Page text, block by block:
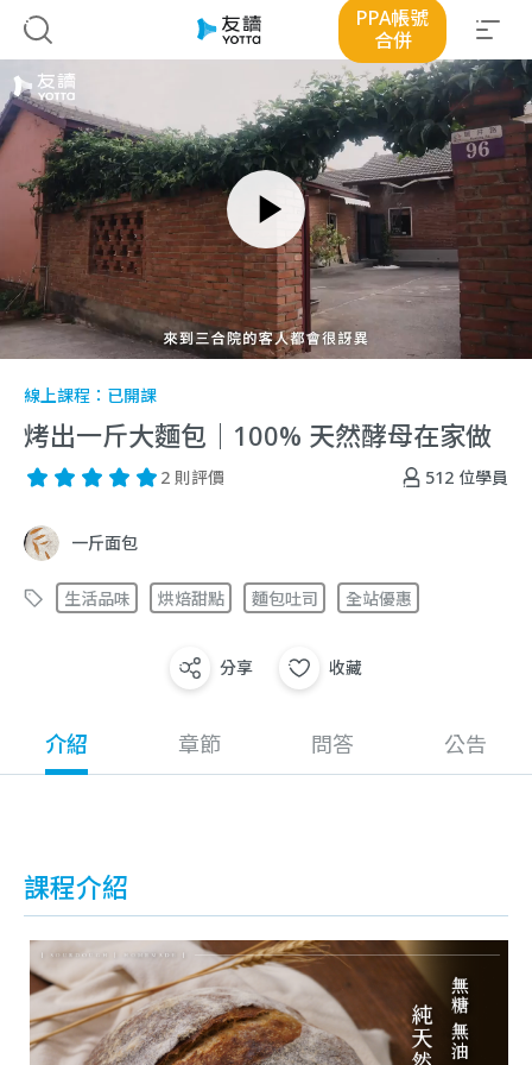
PPA帳號
合併
線上課程： 已開課
烤出一斤大麵包｜100% 天然酵母在家做
512 位學員
2 則評價
一斤面包
生活品味 烘焙甜點 麵包吐司 全站優惠
分享 收藏
介紹 章節 問答 公告
課程介紹